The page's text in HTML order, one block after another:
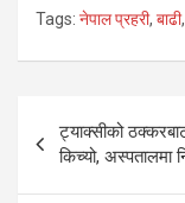
Tags: नेपाल प्रहरी, बाढी,
Post
navigation
ट्याक्सीको
किच्यो, अस्पतालमा